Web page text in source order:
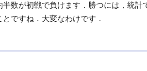
半数が初戦で負けます．勝つには，統計
ですね．大変なわけです．